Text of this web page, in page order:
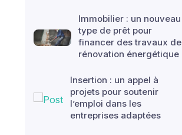
Immobilier : un nouveau
type de prêt pour
financer des travaux de
rénovation énergétique
Insertion : un appel à
projets pour soutenir
l’emploi dans les
entreprises adaptées